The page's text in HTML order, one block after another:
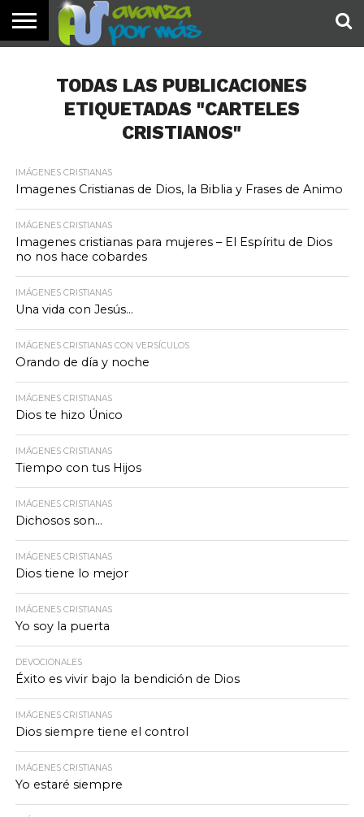
DE HOY
NOSOTROS
TODAS LAS PUBLICACIONES
ETIQUETADAS "CARTELES
CRISTIANOS"
IMÁGENES CRISTIANAS
Imagenes Cristianas de Dios, la Biblia y Frases de Animo
IMÁGENES CRISTIANAS
Imagenes cristianas para mujeres – El Espíritu de Dios
no nos hace cobardes
IMÁGENES CRISTIANAS
Una vida con Jesús…
IMÁGENES CRISTIANAS CON VERSÍCULOS
Orando de día y noche
IMÁGENES CRISTIANAS
Dios te hizo Único
IMÁGENES CRISTIANAS
Tiempo con tus Hijos
IMÁGENES CRISTIANAS
Dichosos son…
IMÁGENES CRISTIANAS
Dios tiene lo mejor
IMÁGENES CRISTIANAS
Yo soy la puerta
DEVOCIONALES
Éxito es vivir bajo la bendición de Dios
IMÁGENES CRISTIANAS
Dios siempre tiene el control
IMÁGENES CRISTIANAS
Yo estaré siempre